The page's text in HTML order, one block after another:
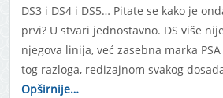
DS3 i DS4 i DS5… Pitate se kako je
prvi? U stvari jednostavno. DS više
njegova linija, već zasebna marka
tog razloga, redizajnom svakog
Opširnije…